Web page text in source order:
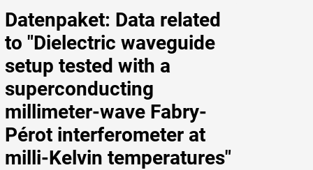
Datenpaket: Data related
to "Dielectric waveguide
setup tested with a
superconducting
millimeter-wave Fabry-
Pérot interferometer at
milli-Kelvin temperatures"